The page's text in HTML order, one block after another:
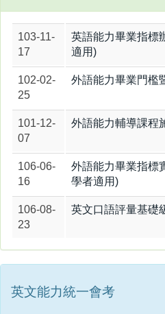
103-11-
17
英語能力畢業指標
適用)
102-02-
25
外語能力畢業門檻
101-12-
07
外語能力輔導課程
106-06-
16
外語能力畢業指標
學者適用)
106-08-
23
英文口語評量基礎
英文能力統一會考